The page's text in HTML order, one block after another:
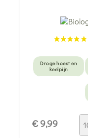
Droge hoest en
keelpijn
€ 9,99